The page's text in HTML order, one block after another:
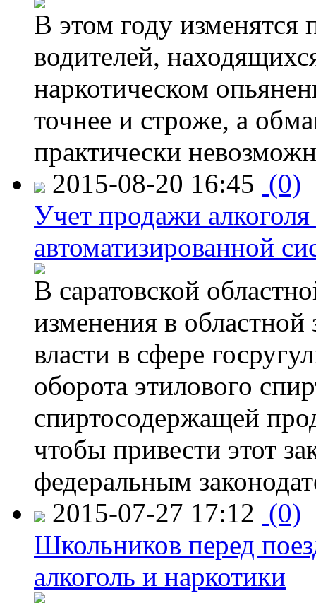
В этом году изменятся
водителей,
наркотическом
точнее и строже, а
практически
2015-08-20 16:45 (0)
Учет продажи
автоматизированной
В саратовской
изменения в
власти в сфере
оборота этилового
спиртосодержащей
чтобы привести этот
федеральным
2015-07-27 17:12 (0)
Школьников перед
алкоголь и наркотики